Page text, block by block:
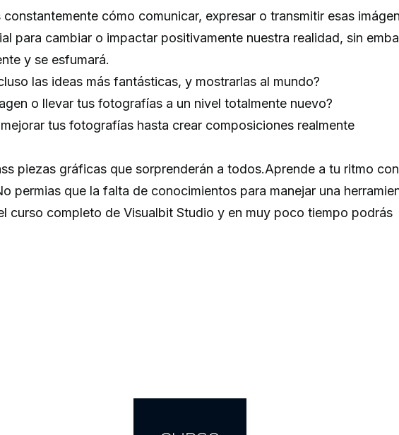
cómo comunicar, expresar o transmitir esas
para cambiar o impactar positivamente nuestra realidad, sin
y se esfumará.
las ideas más fantásticas, y mostrarlas al mundo?
o llevar tus fotografías a un nivel totalmente nuevo?
tus fotografías hasta crear composiciones realmente
piezas gráficas que sorprenderán a todos.Aprende a tu ritmo con
que la falta de conocimientos para manejar una
curso completo de Visualbit Studio y en muy poco tiempo podrás